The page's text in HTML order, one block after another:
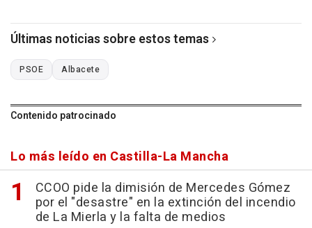
Últimas noticias sobre estos temas
PSOE Albacete
Contenido patrocinado
Lo más leído en Castilla-La Mancha
CCOO pide la dimisión de Mercedes Gómez
por el "desastre" en la extinción del incendio
de La Mierla y la falta de medios